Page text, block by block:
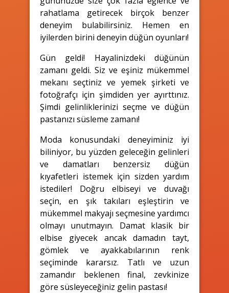
rahatlama getirecek birçok benzer
deneyim bulabilirsiniz. Hemen en
iyilerden birini deneyin düğün oyunları!
Gün geldi! Hayalinizdeki düğünün
zamanı geldi. Siz ve eşiniz mükemmel
mekanı seçtiniz ve yemek şirketi ve
fotoğrafçı için şimdiden yer ayırttınız.
Şimdi gelinliklerinizi seçme ve düğün
pastanızı süsleme zamanı!
Moda konusundaki deneyiminiz iyi
biliniyor, bu yüzden geleceğin gelinleri
ve damatları benzersiz düğün
kıyafetleri istemek için sizden yardım
istediler! Doğru elbiseyi ve duvağı
seçin, en şık takıları eşleştirin ve
mükemmel makyajı seçmesine yardımcı
olmayı unutmayın. Damat klasik bir
elbise giyecek ancak damadın tayt,
gömlek ve ayakkabılarının renk
seçiminde kararsız. Tatlı ve uzun
zamandır beklenen final, zevkinize
göre süsleyeceğiniz gelin pastası!